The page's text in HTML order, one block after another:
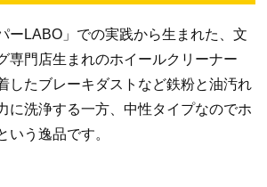
ーLABO」での実践から生まれた、文
専門店生まれのホイールクリーナー
したブレーキダストなど鉄粉と油汚れ
に洗浄する一方、中性タイプなのでホ
いう逸品です。